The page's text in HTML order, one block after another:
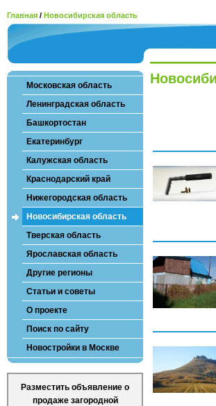
Главная / Новосибирская область
Московская область
Ленинградская область
Башкортостан
Екатеринбург
Калужская область
Краснодарский край
Нижегородская область
Новосибирская область
Тверская область
Ярославская область
Другие регионы
Статьи и советы
О проекте
Поиск по сайту
Новостройки в Москве
Разместить объявление о
продаже загородной